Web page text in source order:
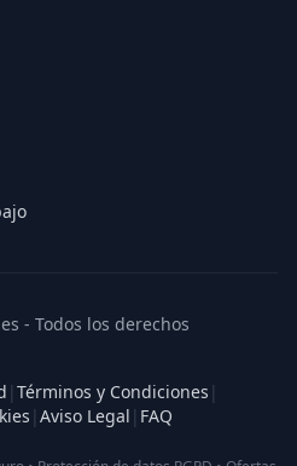
- Todos los derechos
| Términos y Condiciones |
| Aviso Legal | FAQ